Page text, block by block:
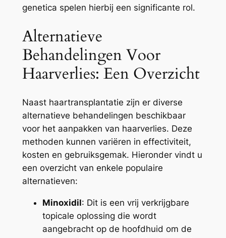
genetica spelen hierbij een significante rol.
Alternatieve
Behandelingen Voor
Haarverlies: Een Overzicht
Naast haartransplantatie zijn er diverse
alternatieve behandelingen beschikbaar
voor het aanpakken van haarverlies. Deze
methoden kunnen variëren in effectiviteit,
kosten en gebruiksgemak. Hieronder vindt u
een overzicht van enkele populaire
alternatieven:
Minoxidil: Dit is een vrij verkrijgbare
topicale oplossing die wordt
aangebracht op de hoofdhuid om de